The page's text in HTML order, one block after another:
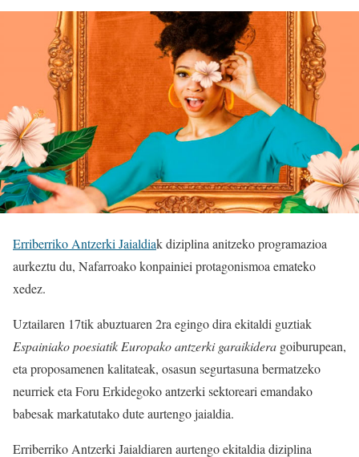
Erriberriko Antzerki Jaialdiak diziplina anitzeko programazioa
aurkeztu du, Nafarroako konpainiei protagonismoa emateko
xedez.
Uztailaren 17tik abuztuaren 2ra egingo dira ekitaldi guztiak
Espainiako poesiatik Europako antzerki garaikidera goiburupean,
eta proposamenen kalitateak, osasun segurtasuna bermatzeko
neurriek eta Foru Erkidegoko antzerki sektoreari emandako
babesak markatutako dute aurtengo jaialdia.
Erriberriko Antzerki Jaialdiaren aurtengo ekitaldia diziplina